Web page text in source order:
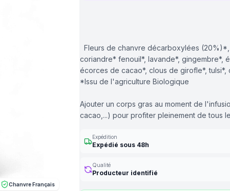
Chanvre Français
Fleurs de chanvre décarboxylées
coriandre* fenouil*, lavande*, gingembre*,
écorces de cacao*, clous de girofle*, tulsi*,
*Issu de l'agriculture Biologique
Ajouter un corps gras au moment de
cacao,...) pour profiter pleinement de tous
Expédition
Expédié sous 48h
Qualité
Producteur identifié